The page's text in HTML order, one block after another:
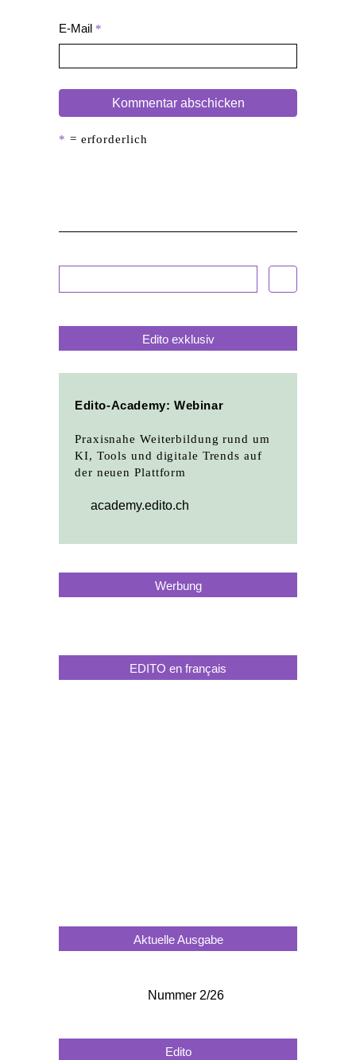
E-Mail *
Alternative:
* = erforderlich
Edito exklusiv
Edito-Academy: Webinar
Praxisnahe Weiterbildung rund um
KI, Tools und digitale Trends auf
der neuen Plattform
academy.edito.ch
Werbung
EDITO en français
Aktuelle Ausgabe
Nummer 2/26
Edito